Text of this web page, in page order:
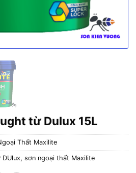
từ Dulux 15L
Thất Maxilite
, sơn ngoại thất Maxilite